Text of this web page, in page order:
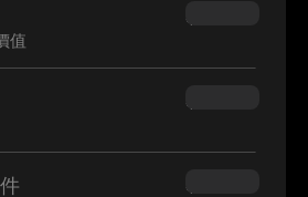
值
$34.95
$160.00
$180.00